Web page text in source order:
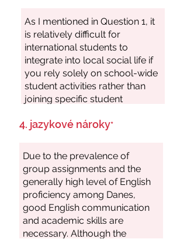
4. jazykové nároky*